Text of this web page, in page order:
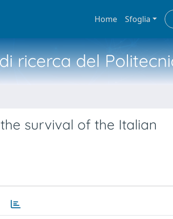
Home Sfoglia
ricerca del
survival of the Italian